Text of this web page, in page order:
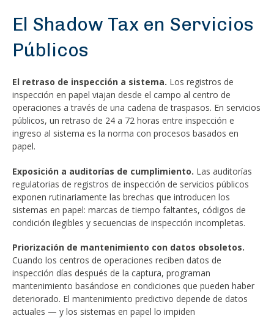
El Shadow Tax en Servicios
Públicos
El retraso de inspección a sistema. Los registros de
inspección en papel viajan desde el campo al centro de
operaciones a través de una cadena de traspasos. En servicios
públicos, un retraso de 24 a 72 horas entre inspección e
ingreso al sistema es la norma con procesos basados en
papel.
Exposición a auditorías de cumplimiento. Las auditorías
regulatorias de registros de inspección de servicios públicos
exponen rutinariamente las brechas que introducen los
sistemas en papel: marcas de tiempo faltantes, códigos de
condición ilegibles y secuencias de inspección incompletas.
Priorización de mantenimiento con datos obsoletos.
Cuando los centros de operaciones reciben datos de
inspección días después de la captura, programan
mantenimiento basándose en condiciones que pueden haber
deteriorado. El mantenimiento predictivo depende de datos
actuales — y los sistemas en papel lo impiden